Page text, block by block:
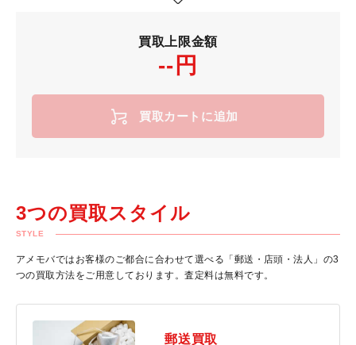
買取上限金額
--円
買取カートに追加
3つの買取スタイル
STYLE
アメモバではお客様のご都合に合わせて選べる「郵送・店頭・法人」の3
つの買取方法をご用意しております。査定料は無料です。
郵送買取